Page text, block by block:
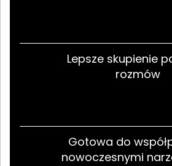
Lepsze skupienie
rozmów
Gotowa do
nowoczesnymi